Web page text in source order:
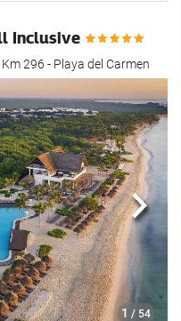
Inclusive
296 - Playa del Carmen
1 / 54